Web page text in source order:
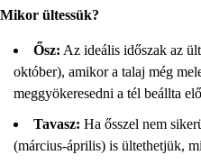
Mikor ültessük?
Ősz: Az ideális időszak az
október), amikor a talaj még
meggyökeresedni a tél beállta
Tavasz: Ha ősszel nem
(március-április) is ültethetjük,